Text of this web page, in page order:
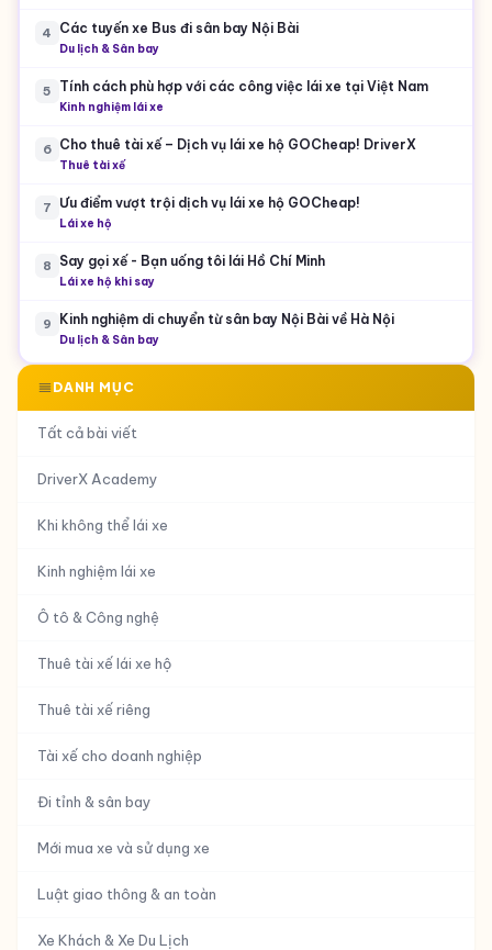
4 Các tuyến xe Bus đi sân bay Nội Bài
Du lịch & Sân bay
5 Tính cách phù hợp với các công việc lái xe tại Việt Nam
Kinh nghiệm lái xe
6 Cho thuê tài xế – Dịch vụ lái xe hộ GOCheap! DriverX
Thuê tài xế
7 Ưu điểm vượt trội dịch vụ lái xe hộ GOCheap!
Lái xe hộ
8 Say gọi xế - Bạn uống tôi lái Hồ Chí Minh
Lái xe hộ khi say
9 Kinh nghiệm di chuyển từ sân bay Nội Bài về Hà Nội
Du lịch & Sân bay
DANH MỤC
Tất cả bài viết
DriverX Academy
Khi không thể lái xe
Kinh nghiệm lái xe
Ô tô & Công nghệ
Thuê tài xế lái xe hộ
Thuê tài xế riêng
Tài xế cho doanh nghiệp
Đi tỉnh & sân bay
Mới mua xe và sử dụng xe
Luật giao thông & an toàn
Xe Khách & Xe Du Lịch